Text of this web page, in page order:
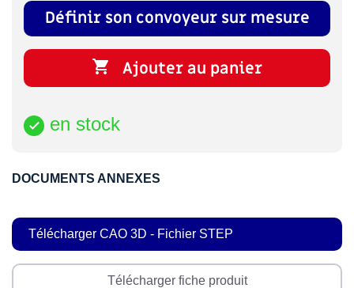
Définir son convoyeur sur mesure
 Ajouter au panier
 en stock
DOCUMENTS ANNEXES
Télécharger CAO 3D - Fichier STEP
Télécharger fiche produit